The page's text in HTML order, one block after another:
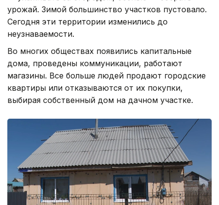
урожай. Зимой большинство участков пустовало.
Сегодня эти территории изменились до
неузнаваемости.
Во многих обществах появились капитальные
дома, проведены коммуникации, работают
магазины. Все больше людей продают городские
квартиры или отказываются от их покупки,
выбирая собственный дом на дачном участке.